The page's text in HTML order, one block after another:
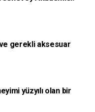
gerekli aksesuar
yüzyılı olan bir